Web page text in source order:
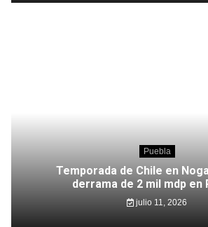
Puebla
Temporada de Chile en
derrama de 2 mil mdp en
julio 11, 2026